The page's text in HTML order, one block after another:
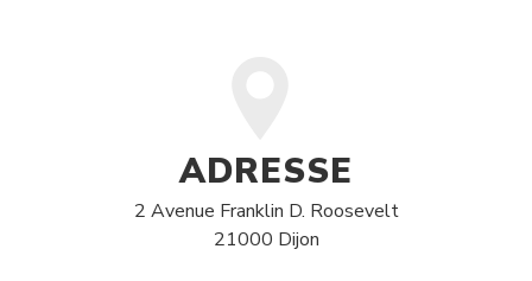
ADRESSE
2 Avenue Franklin D. Roosevelt
21000 Dijon